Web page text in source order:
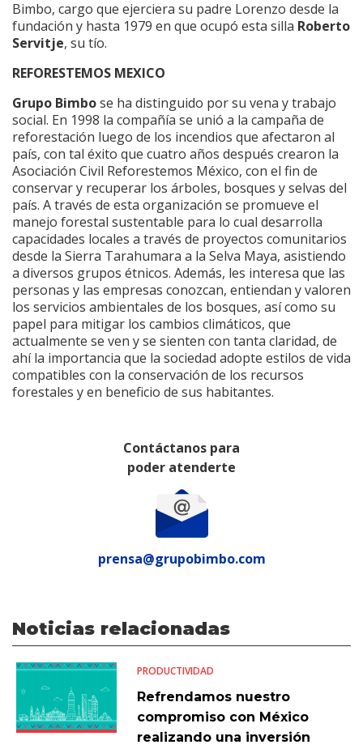
Bimbo, cargo que ejerciera su padre Lorenzo desde la
fundación y hasta 1979 en que ocupó esta silla Roberto
Servitje, su tío.
REFORESTEMOS MEXICO
Grupo Bimbose ha distinguido por su vena y trabajo
social. En 1998 la compañía se unió a la campaña de
reforestación luego de los incendios que afectaron al
país, con tal éxito que cuatro años después crearon la
Asociación Civil Reforestemos México, con el fin de
conservar y recuperar los árboles, bosques y selvas del
país. A través de esta organización se promueve el
manejo forestal sustentable para lo cual desarrolla
capacidades locales a través de proyectos comunitarios
desde la Sierra Tarahumara a la Selva Maya, asistiendo
a diversos grupos étnicos. Además, les interesa que las
personas y las empresas conozcan, entiendan y valoren
los servicios ambientales de los bosques, así como su
papel para mitigar los cambios climáticos, que
actualmente se ven y se sienten con tanta claridad, de
ahí la importancia que la sociedad adopte estilos de vida
compatibles con la conservación de los recursos
forestales y en beneficio de sus habitantes.
Contáctanos para
poder atenderte
prensa@grupobimbo.com
Noticias relacionadas
PRODUCTIVIDAD
Refrendamos nuestro
compromiso con México
realizando una inversión